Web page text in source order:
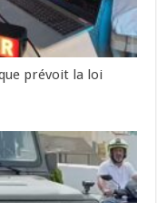
prévoit la loi